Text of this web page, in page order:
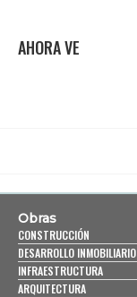
AHORA VE
Obras
CONSTRUCCIÓN
DESARROLLO INMOBILIARIO
INFRAESTRUCTURA
ARQUITECTURA